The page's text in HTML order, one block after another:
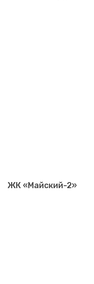
ЖК «Майский-2»